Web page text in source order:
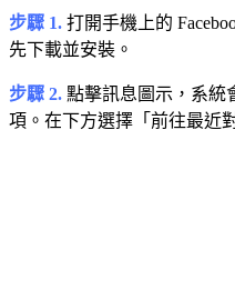
步驟 1. 打開手機上的
先下載並安裝。
步驟 2. 點擊訊息圖示，系統
項。在下方選擇「前往最近